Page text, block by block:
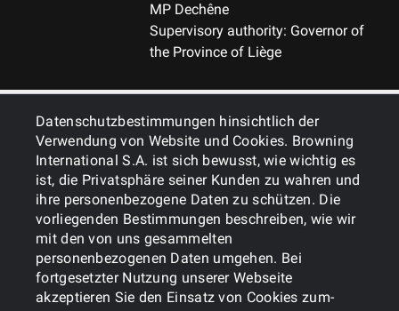
Datenschutzbestimmungen hinsichtlich der
Verwendung von Website und Cookies. Browning
International S.A. ist sich bewusst, wie wichtig es
ist, die Privatsphäre seiner Kunden zu wahren und
ihre personenbezogene Daten zu schützen. Die
vorliegenden Bestimmungen beschreiben, wie wir
mit den von uns gesammelten
personenbezogenen Daten umgehen. Bei
fortgesetzter Nutzung unserer Webseite
akzeptieren Sie den Einsatz von Cookies zum-
MP Dechêne
Supervisory authority: Governor of
the Province of Liège
ALLGEMEINES
DIENSTLEISTUNGEN